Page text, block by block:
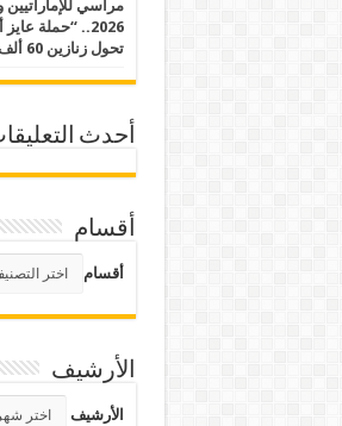
تحول زنازين 60 ألف معتقل في مصر إلى قبور مغلقة
أحدث
أقسام
أقسام
الأرشيف
الأرشيف